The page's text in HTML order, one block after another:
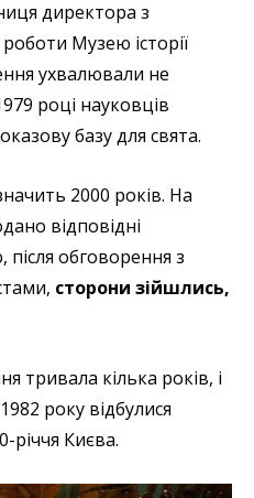
директора з
Музею історії
ухвалювали не
році науковців
базу для свята.
2000 років. На
відповідні
обговорення з
сторони зійшлись,
тривала кілька років, і
року відбулися
річчя Києва.